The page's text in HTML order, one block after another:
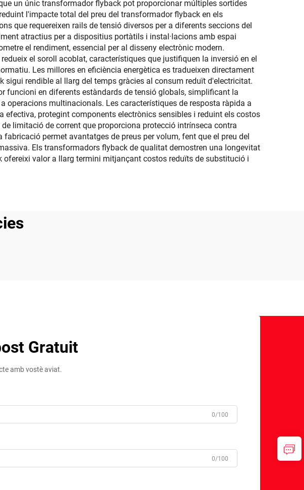
un únic transformador flyback pot proporcionar múltiples sortides
l'impacte total del preu del transformador flyback en els
que requereixen rails de tensió diversos per a diferents seccions del
atractius per a dispositius portàtils i instal·lacions amb espai
el rendiment, essencial per al disseny electrònic modern.
el soroll acoblat, característiques que justifiquen la inversió en el
Les millores en eficiència energètica es tradueixen directament
rendible al llarg del temps gràcies al consum reduït d'electricitat.
funcioni en diferents estàndards de tensió globals, simplificant la
operacions multinacionals. Les característiques de resposta ràpida a
protegint components electrònics sensibles i reduint els costos
limitació de corrent que proporciona protecció intrínseca contra
permet avantatges de preus per volum, fent que el preu del
Els transformadors flyback de qualitat demostren una longevitat
valor a llarg termini mitjançant costos reduïts de substitució i
Gratuit
amb vostè aviat.
0/100
0/100